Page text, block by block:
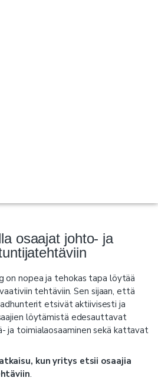
osaajat johto- ja
on nopea ja tehokas tapa löytää
tehtäviin. Sen sijaan, että
etsivät aktiivisesti ja
löytämistä edesauttavat
ja toimialaosaaminen sekä kattavat
kun yritys etsii osaajia
.